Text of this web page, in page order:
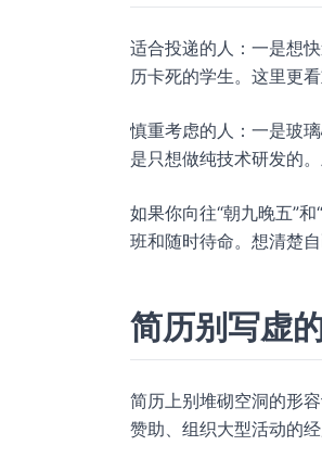
适合投递的人：一是想
历卡死的学生。这里更
慎重考虑的人：一是玻
是只想做纯技术研发的
如果你向往“朝九晚五”
班和随时待命。想清楚
简历别写虚
简历上别堆砌空洞的形
赞助、组织大型活动的